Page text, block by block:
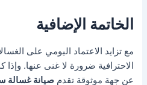
الخاتمة الإضافية
مع تزايد الاعتماد اليومي على
الاحترافية ضرورة لا غنى عنها.
عن جهة موثوقة تقدمصيانة غسالة